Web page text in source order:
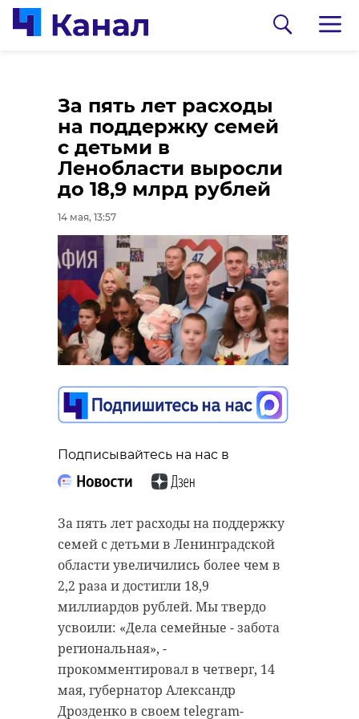
За пять лет расходы
на поддержку семей
с детьми в
Ленобласти выросли
до 18,9 млрд рублей
14 мая, 13:57
Подписывайтесь на нас в
За пять лет расходы на поддержку
семей с детьми в Ленинградской
области увеличились более чем в
2,2 раза и достигли 18,9
миллиардов рублей. Мы твердо
усвоили: «Дела семейные - забота
региональная», -
прокомментировал в четверг, 14
мая, губернатор Александр
Дрозденко в своем telegram-
Спортивная школа
по горнолыжному
спорту и фристайлу
Ленобласти отмечает
юбилей
14 мая, 12:51
Подписывайтесь на нас в
Ленинградская областная
спортивная школа по
горнолыжному спорту и
фристайлу отметила 60-летний
юбилей. За годы работы она
подготовила более полумиллиона
спортсменов, среди которых есть
победители российских и
международных соревнований,
мастера спорта и кандидаты в
Старший строитель
кораблей ВСЗ
ответит перед судом
за травмы рабочего
14 мая, 12:48
транспортная прокуратура
утвердила обвинительное
заключение по уголовному делу в
отношении старшего строителя
кораблей ПАО «Выборгский
судостроительный завод». Он
предстанет перед судом за
нарушение правил безопасности
при ведении работ, что повлекло
причинение тяжкого вреда